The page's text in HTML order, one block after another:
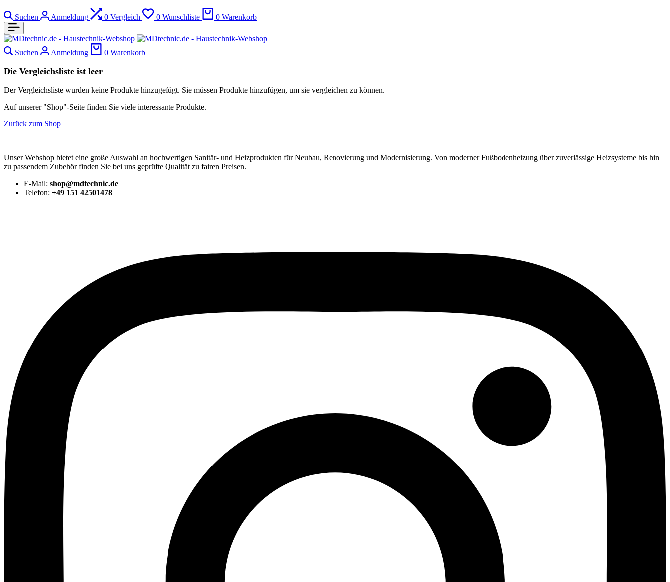
Suchen Anmeldung 0 Vergleich 0 Wunschliste 0 Warenkorb
Suchen Anmeldung 0 Warenkorb
Die Vergleichsliste ist leer
Der Vergleichsliste wurden keine Produkte hinzugefügt. Sie müssen Produkte hinzufügen, um sie vergleichen zu können.
Auf unserer "Shop"-Seite finden Sie viele interessante Produkte.
Zurück zum Shop
Unser Webshop bietet eine große Auswahl an hochwertigen Sanitär- und Heizprodukten für Neubau, Renovierung und Modernisierung. Von moderner Fußbodenheizung über zuverlässige Heizsysteme bis hin
zu passendem Zubehör finden Sie bei uns geprüfte Qualität zu fairen Preisen.
E-Mail: shop@mdtechnic.de
Telefon: +49 151 42501478